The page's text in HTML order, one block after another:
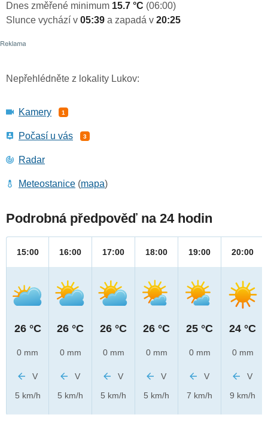
Dnes změřené minimum 15.7 °C (06:00)
Slunce vychází v 05:39 a zapadá v 20:25
Nepřehlédněte z lokality Lukov:
Kamery 1
Počasí u vás 3
Radar
Meteostanice (mapa)
Podrobná předpověď na 24 hodin
15:00
26 °C
0 mm
V
5 km/h
16:00
26 °C
0 mm
V
5 km/h
17:00
26 °C
0 mm
V
5 km/h
18:00
26 °C
0 mm
V
5 km/h
19:00
25 °C
0 mm
V
7 km/h
20:00
24 °C
0 mm
V
9 km/h